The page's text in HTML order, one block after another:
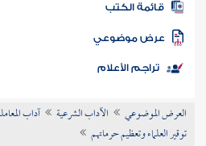
المكتبة
الكتب
موضوعي
تراجم الأعلام
العرض الموضوعي الآداب الشرعية آداب
توقير العلماء وتعظيم حرماتهم